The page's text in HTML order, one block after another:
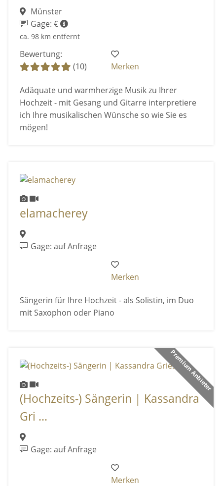
Münster
Gage: €
ca. 98 km entfernt
Bewertung:
(10)
Merken
Adäquate und warmherzige Musik zu Ihrer
Hochzeit - mit Gesang und Gitarre interpretiere
ich Ihre musikalischen Wünsche so wie Sie es
mögen!
elamacherey
Gage: auf Anfrage
Merken
Sängerin für Ihre Hochzeit - als Solistin, im Duo
mit Saxophon oder Piano
Premium Anbieter
(Hochzeits-) Sängerin | Kassandra
Gri ...
Gage: auf Anfrage
Merken